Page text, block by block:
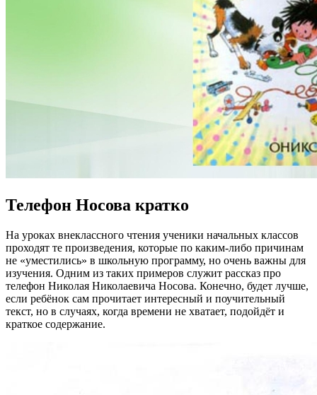
Телефон Носова кратко
На уроках внеклассного чтения ученики начальных классов
проходят те произведения, которые по каким-либо причинам
не «уместились» в школьную программу, но очень важны для
изучения. Одним из таких примеров служит рассказ про
телефон Николая Николаевича Носова. Конечно, будет лучше,
если ребёнок сам прочитает интересный и поучительный
текст, но в случаях, когда времени не хватает, подойдёт и
краткое содержание.